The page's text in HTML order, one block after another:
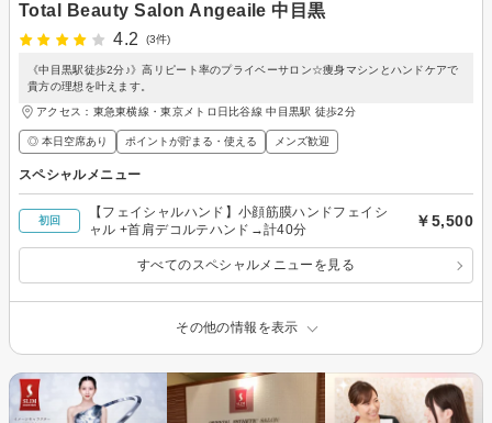
Total Beauty Salon Angeaile 中目黒
4.2
(3件)
《中目黒駅徒歩2分♪》高リピート率のプライベーサロン☆痩身マシンとハンドケアで
貴方の理想を叶えます。
アクセス：東急東横線・東京メトロ日比谷線 中目黒駅 徒歩2分
◎ 本日空席あり ポイントが貯まる・使える メンズ歓迎
スペシャルメニュー
初回
【フェイシャルハンド】小顔筋膜ハンドフェイシ
ャル +首肩デコルテハンド→計40分
￥5,500
すべてのスペシャルメニューを見る
その他の情報を表示